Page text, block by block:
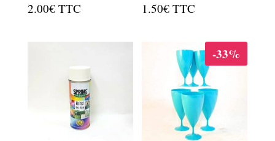
2.00€ TTC 1.50€ TTC
-33%